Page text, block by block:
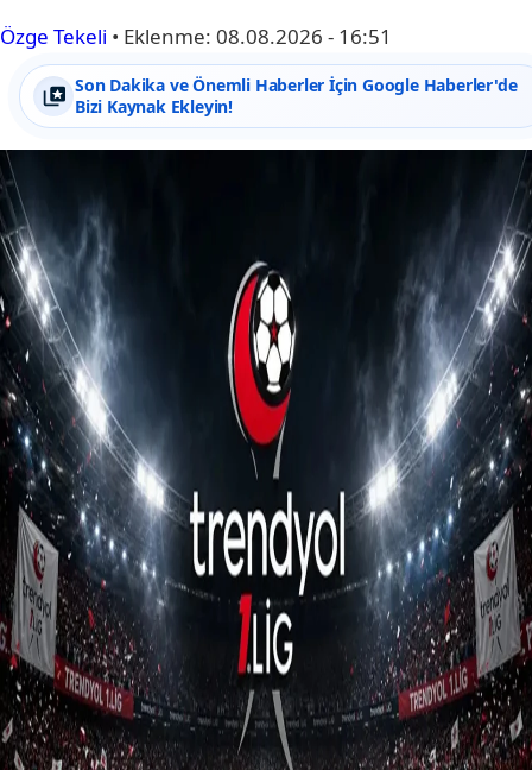
Özge Tekeli • Eklenme: 08.08.2026 - 16:51
Son Dakika ve Önemli Haberler İçin Google Haberler'de
Bizi Kaynak Ekleyin!